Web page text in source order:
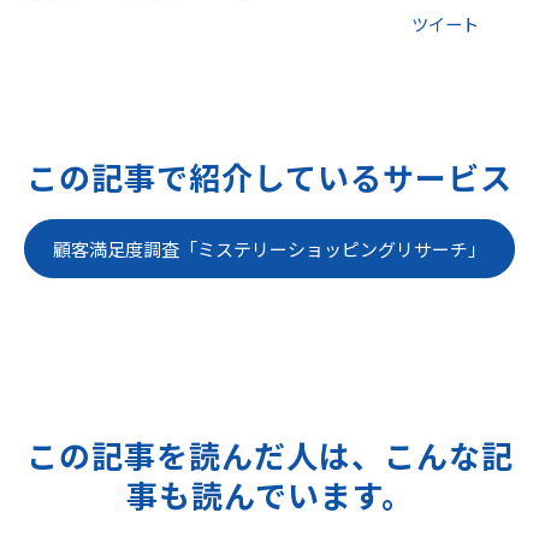
ツイート
この記事で紹介しているサービス
顧客満足度調査「ミステリーショッピングリサーチ」
この記事を読んだ人は、こんな記
事も読んでいます。